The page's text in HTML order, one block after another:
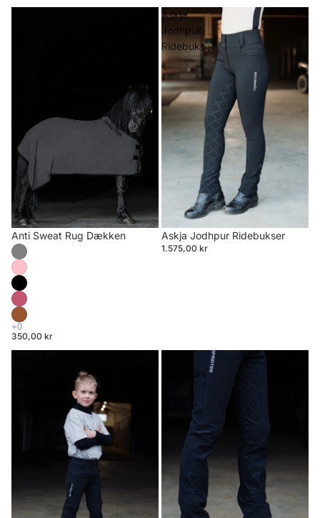
Anti Sweat Rug Dækken
350,00 kr
Askja
Jodhpur
Ridebukser
Askja Jodhpur Ridebukser
1.575,00 kr
Jodhpurs